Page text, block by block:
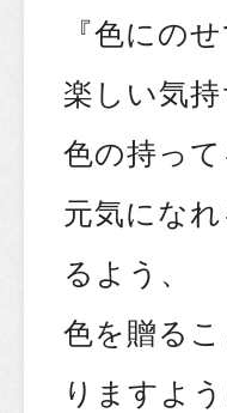
『色にの
楽しい気
色の持っ
元気にな
るよう、
色を贈る
りますよう